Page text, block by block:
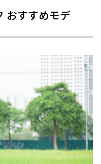
おすすめモデ